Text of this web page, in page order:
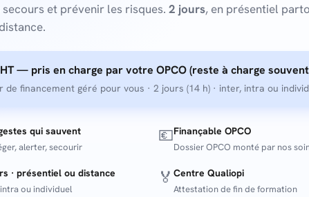
et prévenir les risques. 2 jours, en présentiel
— pris en charge par votre OPCO (reste à charge
de financement géré pour vous · 2 jours (14 h) · inter, intra ou
qui sauvent
alerter, secourir
💶Finançable OPCO
Dossier OPCO monté par nos
· présentiel ou distance
ou individuel
🏅 Centre Qualiopi
Attestation de fin de formation